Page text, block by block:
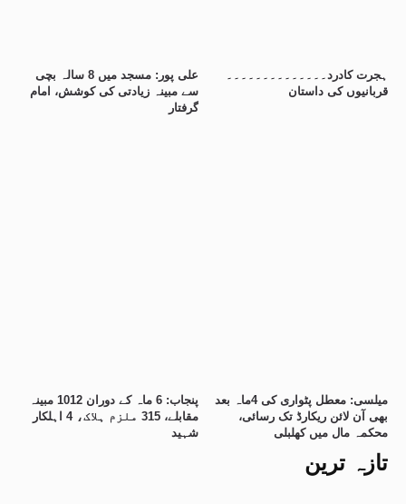
تازہ ترین
علی پور: مسجد میں 8 سالہ بچی
سے مبینہ زیادتی کی کوشش، امام
گرفتار
ہجرت کادرد۔۔۔۔۔۔۔۔۔۔۔۔۔۔
قربانیوں کی داستان
پنجاب: 6 ماہ کے دوران 1012 مبینہ
مقابلے، 315 ملزم ہلاک، 4 اہلکار
شہید
میلسی: معطل پٹواری کی 4ماہ بعد
بھی آن لائن ریکارڈ تک رسائی،
محکمہ مال میں کھلبلی